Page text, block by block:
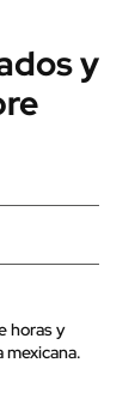
y
horas y